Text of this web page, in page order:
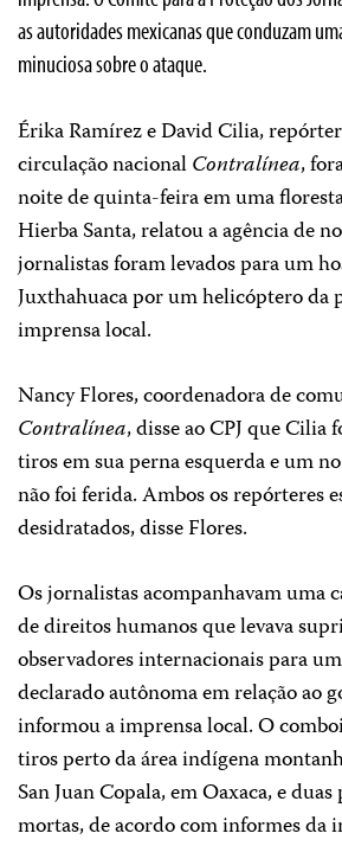
as autoridades mexicanas que conduzam
minuciosa sobre o ataque.
Érika Ramírez e David Cilia,
circulação nacionalContralínea,
noite de quinta-feira em uma
Hierba Santa, relatou a agência de
jornalistas foram levados para um
Juxthahuaca por um helicóptero da
imprensa local.
Nancy Flores, coordenadora de
Contralínea, disse ao CPJ que
tiros em sua perna esquerda e um
não foi ferida. Ambos os repórteres
desidratados, disse Flores.
Os jornalistas acompanhavam uma
de direitos humanos que levava
observadores internacionais para
declarado autônoma em relação ao
informou a imprensa local. O
tiros perto da área indígena
San Juan Copala, em Oaxaca, e duas
mortas, de acordo com informes da